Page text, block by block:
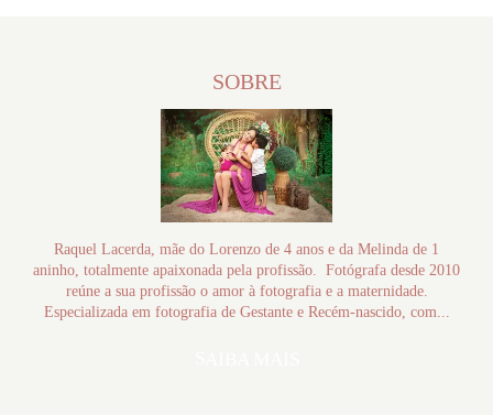
SOBRE
Raquel Lacerda, mãe do Lorenzo de 4 anos e da Melinda de 1
aninho, totalmente apaixonada pela profissão. Fotógrafa desde 2010
reúne a sua profissão o amor à fotografia e a maternidade.
Especializada em fotografia de Gestante e Recém-nascido, com...